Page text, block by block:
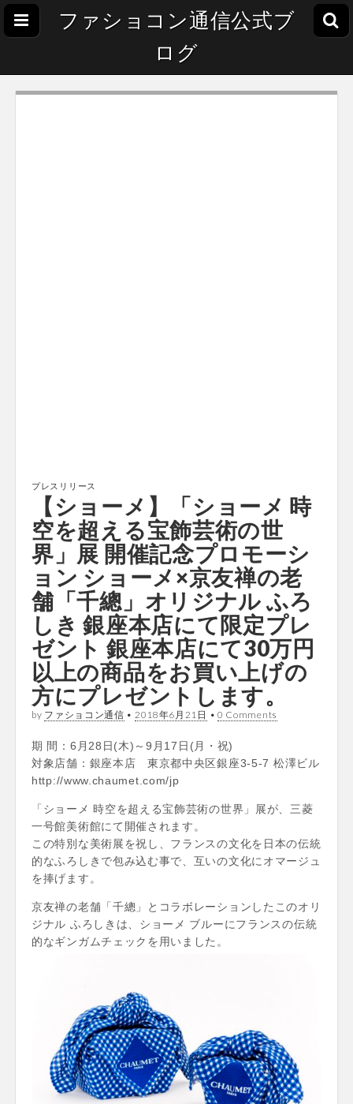
ファショコン通信公式ブ
ログ
プレスリリース
【ショーメ】「ショーメ 時
空を超える宝飾芸術の世
界」展 開催記念プロモーシ
ョン ショーメ×京友禅の老
舗「千總」オリジナル ふろ
しき 銀座本店にて限定プレ
ゼント 銀座本店にて30万円
以上の商品をお買い上げの
方にプレゼントします。
by ファショコン通信 • 2018年6月21日 • 0 Comments
期 間：6月28日(木)～9月17日(月・祝)
対象店舗：銀座本店 東京都中央区銀座3-5-7 松澤ビル
http://www.chaumet.com/jp
「ショーメ 時空を超える宝飾芸術の世界」展が、三菱
一号館美術館にて開催されます。
この特別な美術展を祝し、フランスの文化を日本の伝統
的なふろしきで包み込む事で、互いの文化にオマージュ
を捧げます。
京友禅の老舗「千總」とコラボレーションしたこのオリ
ジナル ふろしきは、ショーメ ブルーにフランスの伝統
的なギンガムチェックを用いました。